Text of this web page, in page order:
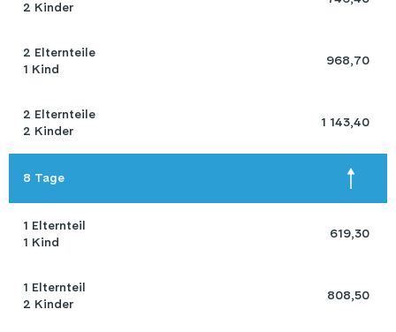
2 Kinder
2 Elternteile
1 Kind
968,70
2 Elternteile
2 Kinder
1 143,40
8 Tage
1 Elternteil
1 Kind
619,30
1 Elternteil
2 Kinder
808,50